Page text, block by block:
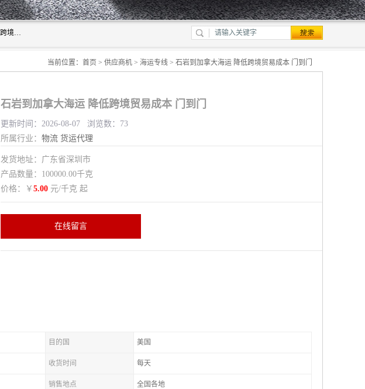
深圳市博冠国际物流有限公司是一家国际化物流公司，致力于打造国际成员之一的物流服务平台。公司主营国际跨境运输业务，提供国际快递、FBA空派专线、国际海空运、国际空运专线、中欧铁路运输等国际海空运、国际快递、国际铁路运输及跨境专线物流等各类进出口运输方面的业务。
当前位置： 首页 > 供应商机 > 海运专线 > 石岩到加拿大海运 降低跨境贸易成本 门到门
石岩到加拿大海运 降低跨境贸易成本 门到门
更新时间：2026-08-07 浏览数：73
所属行业： 物流 货运代理
发货地址：广东省深圳市
产品数量：100000.00千克
价格：￥ 5.00 元/千克 起
在线留言
目的国 美国
收货时间 每天
销售地点 全国各地